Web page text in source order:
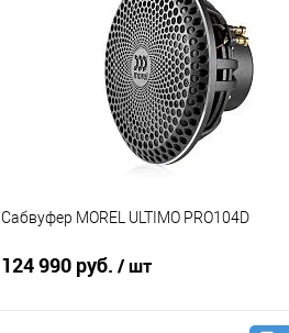
В избранное
Сабвуфер MOREL ULTIMO PRO104D
124 990 руб. / шт